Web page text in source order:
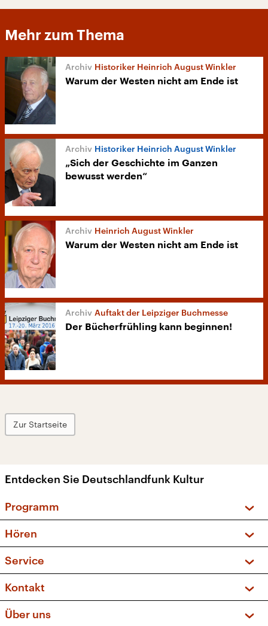
Mehr zum Thema
Historiker Heinrich August Winkler
Warum der Westen nicht am Ende ist
Historiker Heinrich August Winkler
„Sich der Geschichte im Ganzen
bewusst werden“
Heinrich August Winkler
Warum der Westen nicht am Ende ist
Auftakt der Leipziger Buchmesse
Der Bücherfrühling kann beginnen!
Zur Startseite
Entdecken Sie Deutschlandfunk Kultur
Programm
Sendungen und Podcasts
Musikliste
Kakadu – Das Kinderprogramm
Hören
Frequenzen (UKW + DAB+)
Service
FAQ
Apps
Newsletter
Kontakt
Über uns